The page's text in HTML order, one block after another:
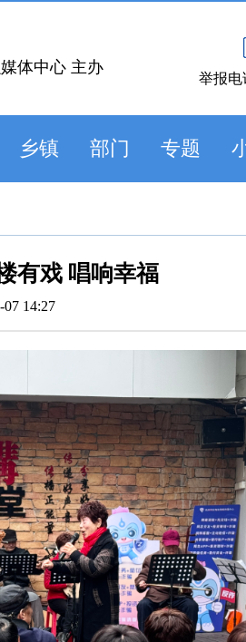
举报电
体中心 主办
乡镇 部门 专题
有戏 唱响幸福
07 14:27